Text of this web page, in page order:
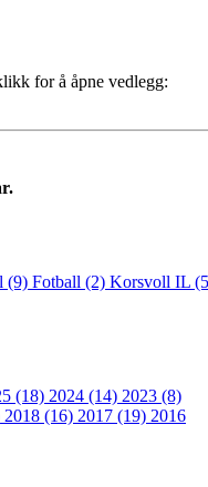
for å åpne vedlegg:
(9) Fotball (2) Korsvoll IL
(18) 2024 (14) 2023 (8)
2018 (16) 2017 (19) 2016